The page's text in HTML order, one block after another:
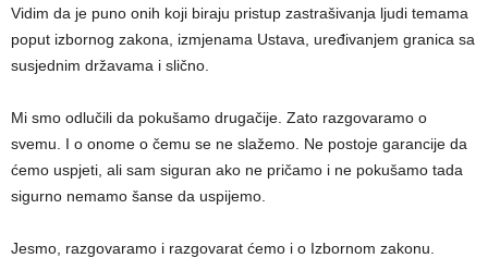
Vidim da je puno onih koji biraju pristup zastrašivanja ljudi temama
poput izbornog zakona, izmjenama Ustava, uređivanjem granica sa
susjednim državama i slično.
Mi smo odlučili da pokušamo drugačije. Zato razgovaramo o
svemu. I o onome o čemu se ne slažemo. Ne postoje garancije da
ćemo uspjeti, ali sam siguran ako ne pričamo i ne pokušamo tada
sigurno nemamo šanse da uspijemo.
Jesmo, razgovaramo i razgovarat ćemo i o Izbornom zakonu.